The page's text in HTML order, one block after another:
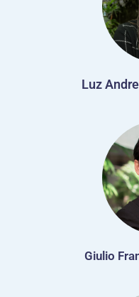
Luz
Giulio